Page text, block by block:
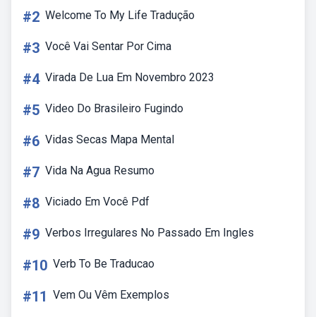
#2 Welcome To My Life Tradução
#3 Você Vai Sentar Por Cima
#4 Virada De Lua Em Novembro 2023
#5 Video Do Brasileiro Fugindo
#6 Vidas Secas Mapa Mental
#7 Vida Na Agua Resumo
#8 Viciado Em Você Pdf
#9 Verbos Irregulares No Passado Em Ingles
#10 Verb To Be Traducao
#11 Vem Ou Vêm Exemplos